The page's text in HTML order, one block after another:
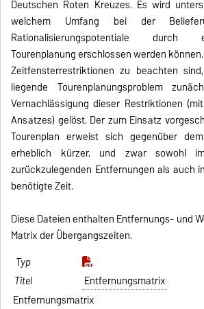
Deutschen Roten Kreuzes. Es wird
welchem Umfang bei der
Rationalisierungspotentiale durch
Tourenplanung erschlossen werden
Zeitfensterrestriktionen zu beachten
liegende Tourenplanungsproblem
Vernachlässigung dieser Restriktionen
Ansatzes) gelöst. Der zum Einsatz
Tourenplan erweist sich gegenüber
erheblich kürzer, und zwar sowohl
zurückzulegenden Entfernungen als auch
benötigte Zeit.
Diese Dateien enthalten Entfernungs- und
Matrix der Übergangszeiten.
Entfernungsmatrix
Entfernungsmatrix